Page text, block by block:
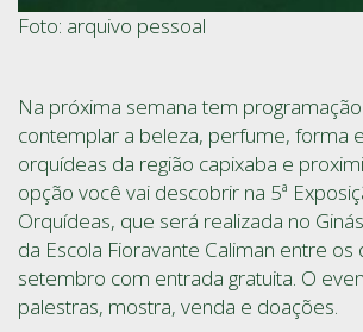
Foto: arquivo pessoal
Na próxima semana tem
contemplar a beleza, perfume, forma
orquídeas da região capixaba e
opção você vai descobrir na 5ª
Orquídeas, que será realizada no
da Escola Fioravante Caliman entre
setembro com entrada gratuita. O
palestras, mostra, venda e doações.